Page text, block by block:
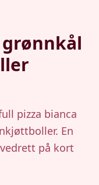
grønnkål
pizza bianca
En
på kort